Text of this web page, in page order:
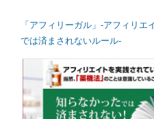
「アフィリーガル」-アフィリ
では済まされないルール-